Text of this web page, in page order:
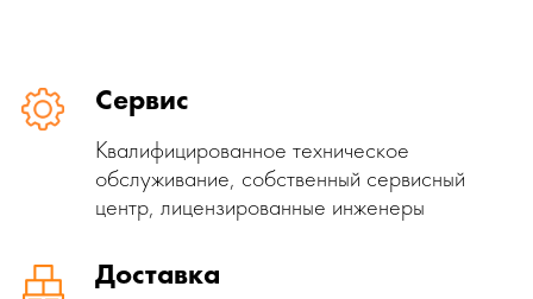
Сервис
Квалифицированное техническое
обслуживание, собственный сервисный
центр, лицензированные инженеры
Доставка